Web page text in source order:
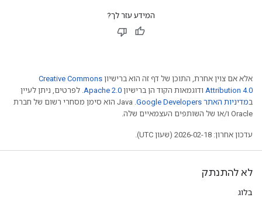
המידע עזר לך?
אלא אם צוין אחרת, התוכן של דף זה הוא ברישיון Creative Commons
Attribution 4.0 ודוגמאות הקוד הן ברישיון Apache 2.0. לפרטים, ניתן לעיין
במדיניות האתר Google Developers‏
.‏ Java הוא סימן מסחרי רשום של חברת
Oracle ו/או של השותפים העצמאיים שלה.
עדכון אחרון: 2026-02-18 (שעון UTC).
לא להתנתק
בלוג